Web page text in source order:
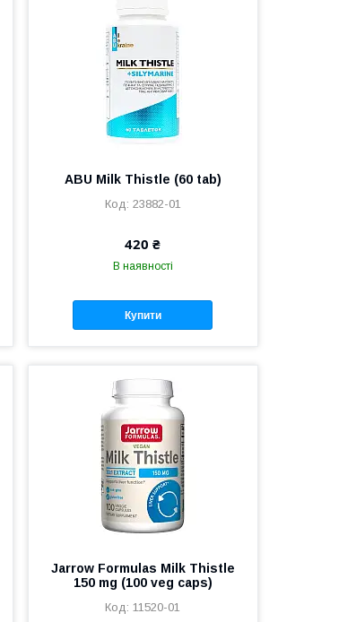
ABU Milk Thistle (60 tab)
23882-01
420 ₴
В наявності
Купити
Jarrow Formulas Milk Thistle
150 mg (100 veg caps)
11520-01